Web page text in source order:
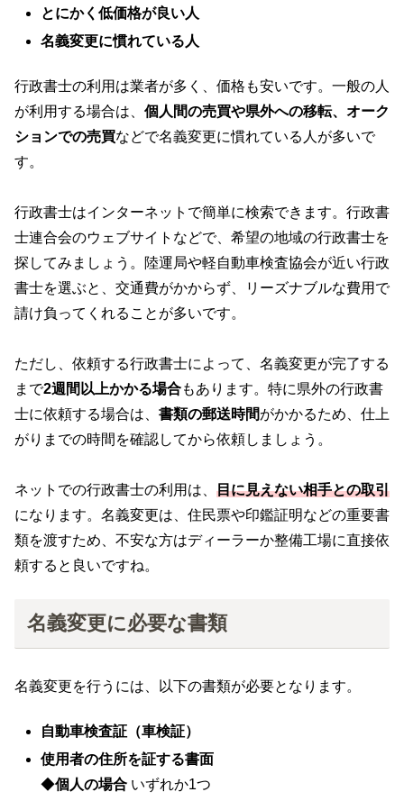
とにかく低価格が良い人
名義変更に慣れている人
行政書士の利用は業者が多く、価格も安いです。一般の人
が利用する場合は、 個人間の売買や県外への移転、オーク
ションでの売買などで名義変更に慣れている人が多いで
す。
行政書士はインターネットで簡単に検索できます。行政書
士連合会のウェブサイトなどで、希望の地域の行政書士を
探してみましょう。陸運局や軽自動車検査協会が近い行政
書士を選ぶと、交通費がかからず、リーズナブルな費用で
請け負ってくれることが多いです。
ただし、依頼する行政書士によって、名義変更が完了する
まで2週間以上かかる場合もあります。特に県外の行政書
士に依頼する場合は、 書類の郵送時間がかかるため、仕上
がりまでの時間を確認してから依頼しましょう。
ネットでの行政書士の利用は、 目に見えない相手との取引
になります。名義変更は、住民票や印鑑証明などの重要書
類を渡すため、不安な方はディーラーか整備工場に直接依
頼すると良いですね。
名義変更に必要な書類
名義変更を行うには、以下の書類が必要となります。
自動車検査証（車検証）
使用者の住所を証する書面
◆個人の場合 いずれか1つ